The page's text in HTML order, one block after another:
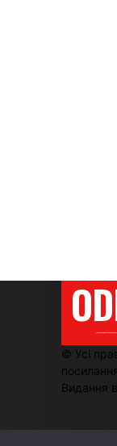
© Усі
Видання